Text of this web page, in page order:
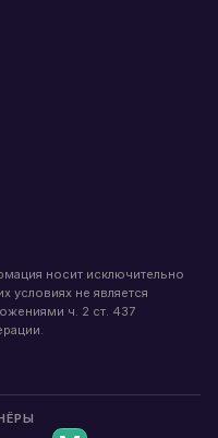
носит исключительно
условиях не является
ч. 2 ст. 437